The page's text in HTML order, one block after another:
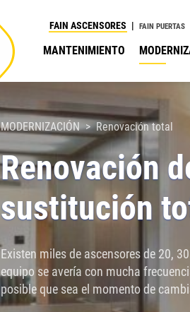
FAIN ASCENSORES FAIN PUERTAS
MANTENIMIENTO
MODERNIZACIÓN Renovación total
Renovación
sustitución
Existen miles de ascensores de 20,
equipo se avería con mucha
posible que sea el momento de